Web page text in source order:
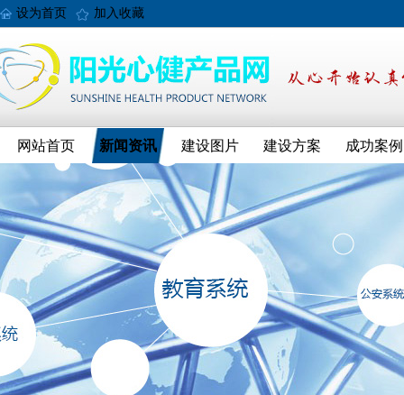
设为首页 加入收藏
网站首页 新闻资讯 建设图片 建设方案 成功案例